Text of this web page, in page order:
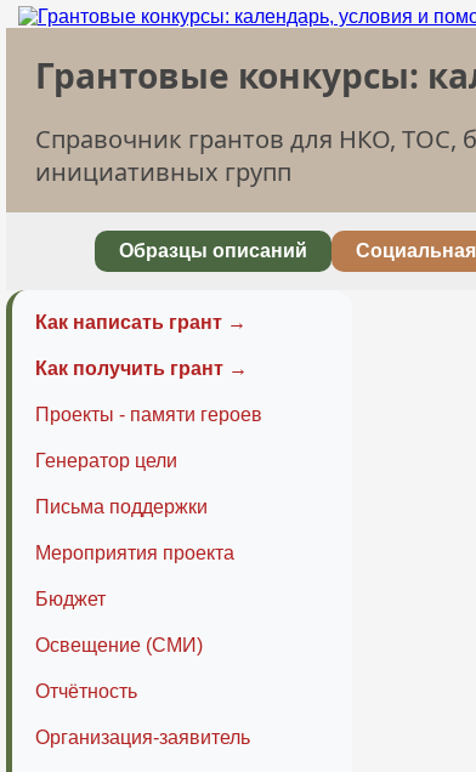
Грантовые конкурсы:
Справочник грантов для НКО, ТОС,
инициативных групп
Образцы описаний
Как написать грант →
Как получить грант →
Проекты - памяти героев
Генератор цели
Письма поддержки
Мероприятия проекта
Бюджет
Освещение (СМИ)
Отчётность
Организация-заявитель